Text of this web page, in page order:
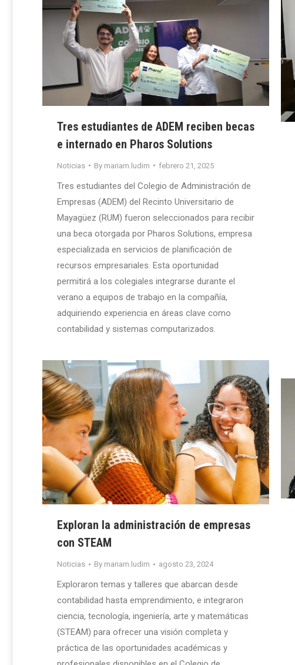
Tres estudiantes de ADEM reciben becas
e internado en Pharos Solutions
Noticias By mariam.ludim febrero 21, 2025
Tres estudiantes del Colegio de Administración de
Empresas (ADEM) del Recinto Universitario de
Mayagüez (RUM) fueron seleccionados para recibir
una beca otorgada por Pharos Solutions, empresa
especializada en servicios de planificación de
recursos empresariales. Esta oportunidad
permitirá a los colegiales integrarse durante el
verano a equipos de trabajo en la compañía,
adquiriendo experiencia en áreas clave como
contabilidad y sistemas computarizados.
Exploran la administración de empresas
con STEAM
Noticias By mariam.ludim agosto 23, 2024
Exploraron temas y talleres que abarcan desde
contabilidad hasta emprendimiento, e integraron
ciencia, tecnología, ingeniería, arte y matemáticas
(STEAM) para ofrecer una visión completa y
práctica de las oportunidades académicas y